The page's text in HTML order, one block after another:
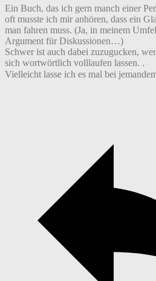
Ein Buch, das ich gern manch einer
oft musste ich mir anhören, dass ein
man fahren muss. (Ja, in meinem
Argument für Diskussionen…)
Schwer ist auch dabei zuzugucken,
sich wortwörtlich volllaufen lassen. .
Vielleicht lasse ich es mal bei